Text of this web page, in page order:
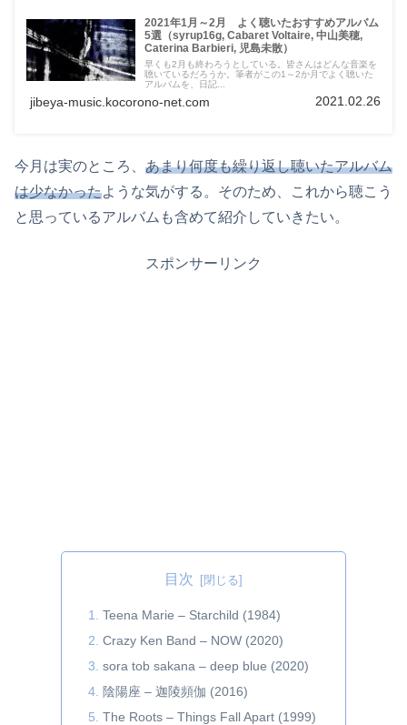
2021年1月～2月 よく聴いたおすすめアルバム
5選（syrup16g, Cabaret Voltaire, 中山美穂,
Caterina Barbieri, 児島未散）
早くも2月も終わろうとしている。皆さんはどんな音楽を
聴いているだろうか。筆者がこの1～2か月でよく聴いた
アルバムを、日記...
jibeya-music.kocorono-net.com 2021.02.26
今月は実のところ、 あまり何度も繰り返し聴いたアルバム
は少なかったような気がする。そのため、これから聴こう
と思っているアルバムも含めて紹介していきたい。
スポンサーリンク
目次
Teena Marie – Starchild (1984)
Crazy Ken Band – NOW (2020)
sora tob sakana – deep blue (2020)
陰陽座 – 迦陵頻伽 (2016)
The Roots – Things Fall Apart (1999)